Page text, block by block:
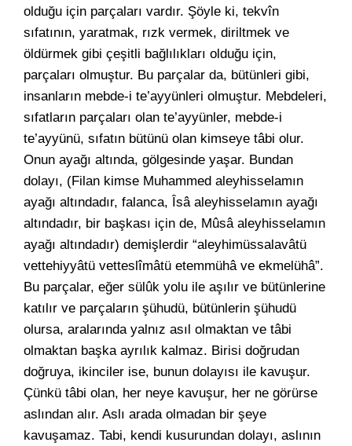
olduğu için parçaları vardır. Şöyle ki, tekvîn
sıfatının, yaratmak, rızk vermek, diriltmek ve
öldürmek gibi çeşitli bağlılıkları olduğu için,
parçaları olmuştur. Bu parçalar da, bütünleri gibi,
insanların mebde-i te’ayyünleri olmuştur. Mebdeleri,
sıfatların parçaları olan te’ayyünler, mebde-i
te’ayyünü, sıfatın bütünü olan kimseye tâbi olur.
Onun ayağı altında, gölgesinde yaşar. Bundan
dolayı, (Filan kimse Muhammed aleyhisselamın
ayağı altındadır, falanca, Îsâ aleyhisselamın ayağı
altındadır, bir başkası için de, Mûsâ aleyhisselamın
ayağı altındadır) demişlerdir “aleyhimüssalavâtü
vettehiyyâtü vetteslîmâtü etemmühâ ve ekmelühâ”.
Bu parçalar, eğer sülûk yolu ile aşılır ve bütünlerine
katılır ve parçaların şühudü, bütünlerin şühudü
olursa, aralarında yalnız asıl olmaktan ve tâbi
olmaktan başka ayrılık kalmaz. Birisi doğrudan
doğruya, ikinciler ise, bunun dolayısı ile kavuşur.
Çünkü tâbi olan, her neye kavuşur, her ne görürse
aslından alır. Aslı arada olmadan bir şeye
kavuşamaz. Tabi, kendi kusurundan dolayı, aslının